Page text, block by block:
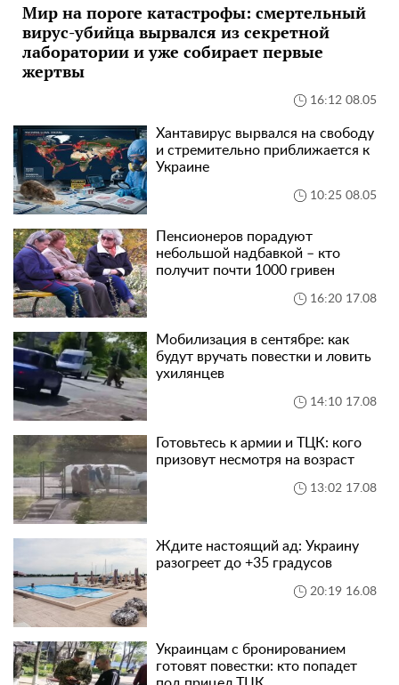
Мир на пороге катастрофы: смертельный
вирус-убийца вырвался из секретной
лаборатории и уже собирает первые
жертвы
16:12 08.05
Хантавирус вырвался на свободу
и стремительно приближается к
Украине
10:25 08.05
Пенсионеров порадуют
небольшой надбавкой – кто
получит почти 1000 гривен
16:20 17.08
Мобилизация в сентябре: как
будут вручать повестки и ловить
ухилянцев
14:10 17.08
Готовьтесь к армии и ТЦК: кого
призовут несмотря на возраст
13:02 17.08
Ждите настоящий ад: Украину
разогреет до +35 градусов
20:19 16.08
Украинцам с бронированием
готовят повестки: кто попадет